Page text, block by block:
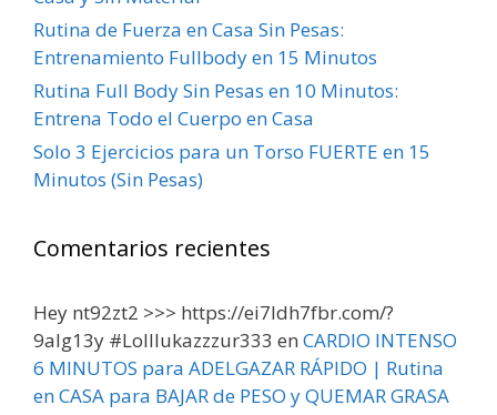
Rutina de Fuerza en Casa Sin Pesas:
Entrenamiento Fullbody en 15 Minutos
Rutina Full Body Sin Pesas en 10 Minutos:
Entrena Todo el Cuerpo en Casa
Solo 3 Ejercicios para un Torso FUERTE en 15
Minutos (Sin Pesas)
Comentarios recientes
Hey nt92zt2 >>> https://ei7ldh7fbr.com/?
9alg13y #Lolllukazzzur333 en CARDIO INTENSO
6 MINUTOS para ADELGAZAR RÁPIDO | Rutina
en CASA para BAJAR de PESO y QUEMAR GRASA